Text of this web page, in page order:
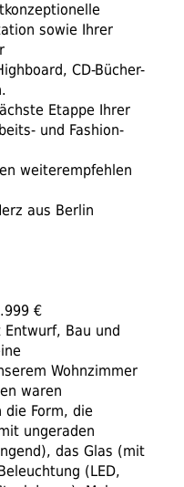
sowie Ihrer
CD-Bücher-
Etappe Ihrer
und Fashion-
weiterempfehlen
aus Berlin
€
Bau und
Wohnzimmer
waren
die Form, die
ungeraden
das Glas (mit
(LED,